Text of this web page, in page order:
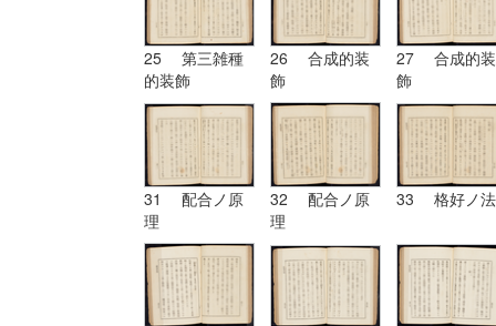
25 第三雑種
的装飾
26 合成的装
飾
27 合成的装
飾
31 配合ノ原
理
32 配合ノ原
理
33 格好ノ法